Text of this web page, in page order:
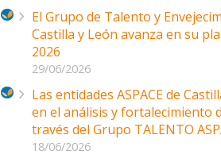
El Grupo de Talento y
Castilla y León avanza en su
2026
29/06/2026
Las entidades ASPACE de
en el análisis y fortalecimiento
través del Grupo TALENTO
18/06/2026